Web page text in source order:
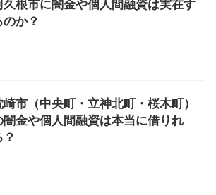
久根市に闇金や個人間融資は実在す
のか？
崎市（中央町・立神北町・桜木町）
闇金や個人間融資は本当に借りれ
？